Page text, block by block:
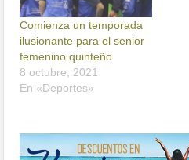
Comienza un temporada
ilusionante para el senior
femenino quinteño
8 octubre, 2021
En «Deportes»